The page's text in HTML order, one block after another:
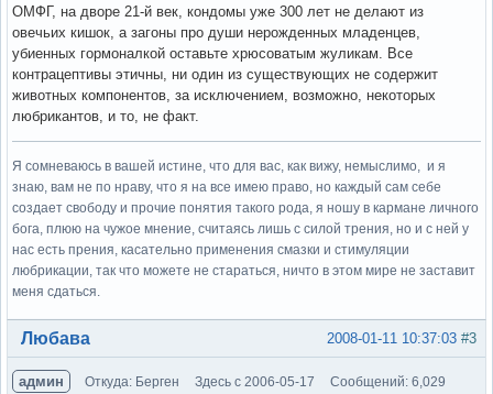
ОМФГ, на дворе 21-й век, кондомы уже 300 лет не делают из
овечьих кишок, а загоны про души нерожденных младенцев,
убиенных гормоналкой оставьте хрюсоватым жуликам. Все
контрацептивы этичны, ни один из существующих не содержит
животных компонентов, за исключением, возможно, некоторых
любрикантов, и то, не факт.
Я сомневаюсь в вашей истине, что для вас, как вижу, немыслимо, и я
знаю, вам не по нраву, что я на все имею право, но каждый сам себе
создает свободу и прочие понятия такого рода, я ношу в кармане личного
бога, плюю на чужое мнение, считаясь лишь с силой трения, но и с ней у
нас есть прения, касательно применения смазки и стимуляции
любрикации, так что можете не стараться, ничто в этом мире не заставит
меня сдаться.
Вне форума #3
2008-01-11 10:37:03
Любава
админ Откуда: Берген Здесь с 2006-05-17
Сообщений: 6,029